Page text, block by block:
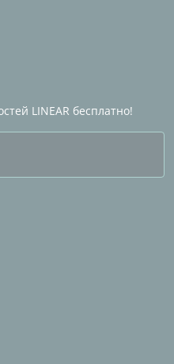
LINEAR бесплатно!